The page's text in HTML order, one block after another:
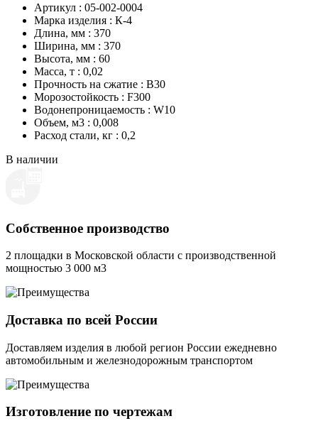
Артикул : 05-002-0004
Марка изделия : К-4
Длина, мм : 370
Ширина, мм : 370
Высота, мм : 60
Масса, т : 0,02
Прочность на сжатие : B30
Морозостойкость : F300
Водонепроницаемость : W10
Объем, м3 : 0,008
Расход стали, кг : 0,2
В наличии
Собственное производство
2 площадки в Московской области с производственной
мощностью 3 000 м3
Доставка по всей России
Доставляем изделия в любой регион России ежедневно
автомобильным и железнодорожным транспортом
Изготовление по чертежам